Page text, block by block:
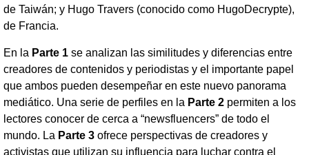
de Taiwán; y Hugo Travers (conocido como HugoDecrypte),
de Francia.
En la Parte 1 se analizan las similitudes y diferencias entre
creadores de contenidos y periodistas y el importante papel
que ambos pueden desempeñar en este nuevo panorama
mediático. Una serie de perfiles en la Parte 2 permiten a los
lectores conocer de cerca a “newsfluencers” de todo el
mundo. La Parte 3 ofrece perspectivas de creadores y
activistas que utilizan su influencia para luchar contra el